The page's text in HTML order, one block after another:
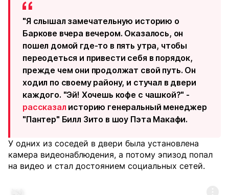
"Я слышал замечательную историю о
Баркове вчера вечером. Оказалось, он
пошел домой где-то в пять утра, чтобы
переодеться и привести себя в порядок,
прежде чем они продолжат свой путь. Он
ходил по своему району, и стучал в двери
каждого. "Эй! Хочешь кофе с чашкой?" -
рассказал историю генеральный менеджер
"Пантер" Билл Зито в шоу Пэта Макафи.
У одних из соседей в двери была установлена
камера видеонаблюдения, а потому эпизод попал
на видео и стал достоянием социальных сетей.